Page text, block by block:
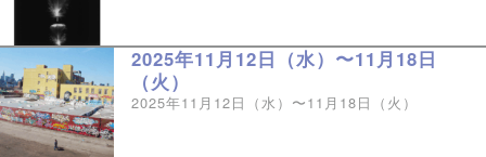
2025年11月12日（水）〜11月18日
（火）
2025年11月12日（水）〜11月18日（火）